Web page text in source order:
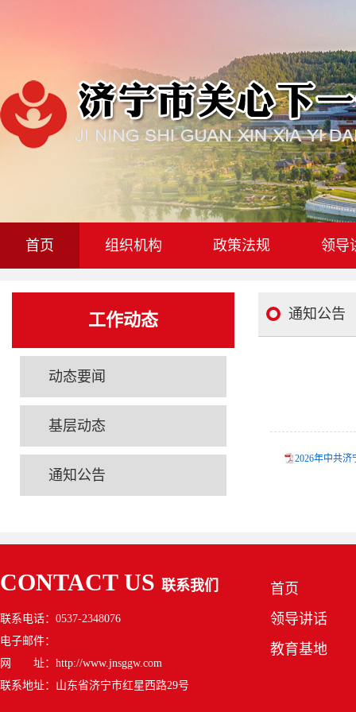
首页 组织机构 政策法规 领导
工作动态
动态要闻
基层动态
通知公告
通知公告
2026年中共
CONTACT US 联系我们
联系电话：0537-2348076
电子邮件：
网 址：http://www.jnsggw.com
联系地址：山东省济宁市红星西路29号
首页
领导讲话
教育基地